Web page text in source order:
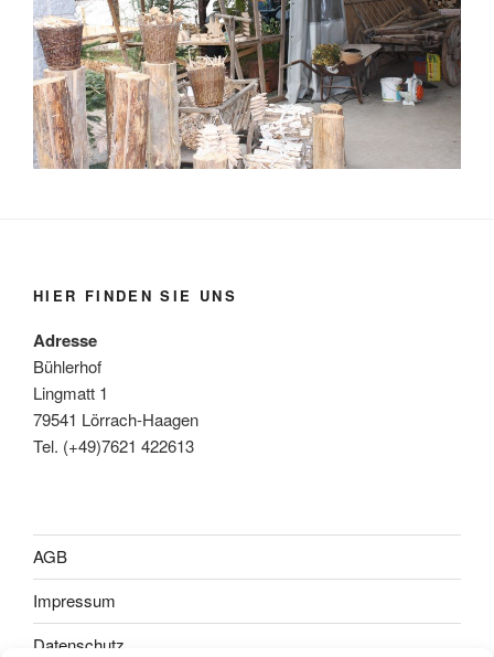
HIER FINDEN SIE UNS
Adresse
Bühlerhof
Lingmatt 1
79541 Lörrach-Haagen
Tel. (+49)7621 422613
AGB
Impressum
Datenschutz